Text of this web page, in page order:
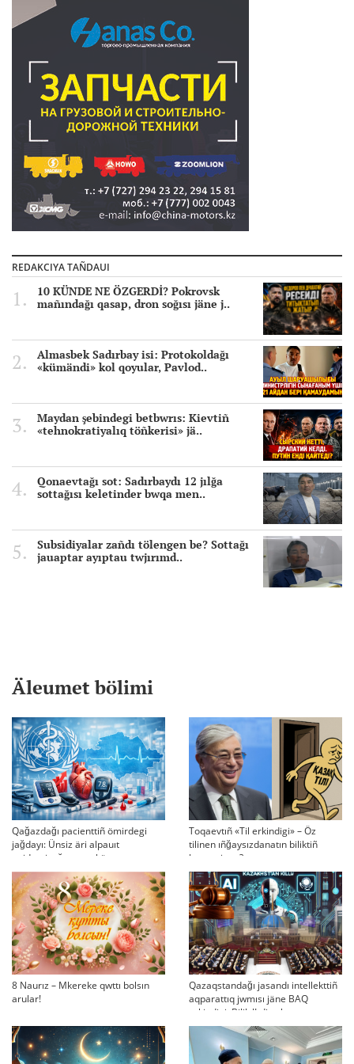
REDAKCIYA TAÑDAUI
10 KÜNDE NE ÖZGERDİ? Pokrovsk
mañındağı qasap, dron soğısı jäne j..
Almasbek Sadırbay isi: Protokoldağı
«kümändi» kol qoyular, Pavlod..
Maydan şebindegi betbwrıs: Kievtiñ
«tehnokratiyalıq töñkerisi» jä..
Qonaevtağı sot: Sadırbaydı 12 jılğa
sottağısı keletinder bwqa men..
Subsidiyalar zañdı tölengen be? Sottağı
jauaptar ayıptau twjırımd..
Äleumet bölimi
Qağazdağı pacienttiñ ömirdegi
jağdayı: Ünsiz äri alpauıt
epidemiyağa qarsı küreste
qazaqstandıq ABB-nıñ qauqarı
men kemşiligi
Toqaevtıñ «Til erkindigi» – Öz
tilinen ıñğaysızdanatın biliktiñ
beynesi me?
8 Naurız – Mkereke qwttı bolsın
arular!
Qazaqstandağı jasandı intellekttiñ
aqparattıq jwmısı jäne BAQ
erkindigi: Bilik JI-di şekteu
sayasatın qolğa ala ma?